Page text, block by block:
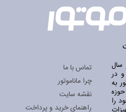
سال
و در
به
را
تماس با ما
چرا ماناموتور
نقشه سایت
راهنمای خرید و پرداخت